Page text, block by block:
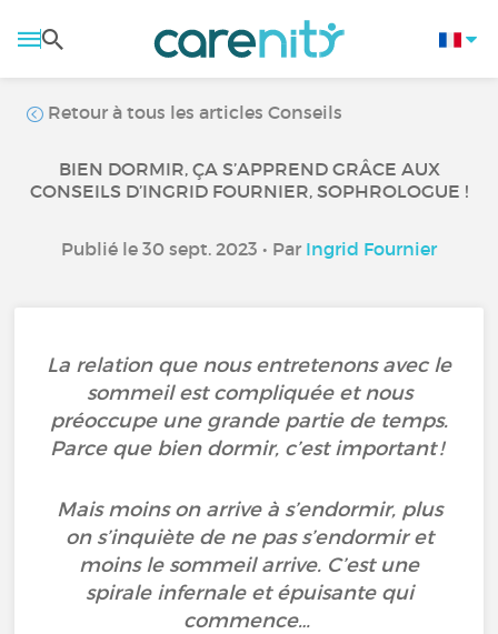
Retour à tous les articles Conseils
BIEN DORMIR, ÇA S’APPREND GRÂCE AUX
CONSEILS D’INGRID FOURNIER, SOPHROLOGUE !
Publié le 30 sept. 2023 • Par Ingrid Fournier
La relation que nous entretenons avec le
sommeil est compliquée et nous
préoccupe une grande partie de temps.
Parce que bien dormir, c’est important !
Mais moins on arrive à s’endormir, plus
on s’inquiète de ne pas s’endormir et
moins le sommeil arrive. C’est une
spirale infernale et épuisante qui
commence…